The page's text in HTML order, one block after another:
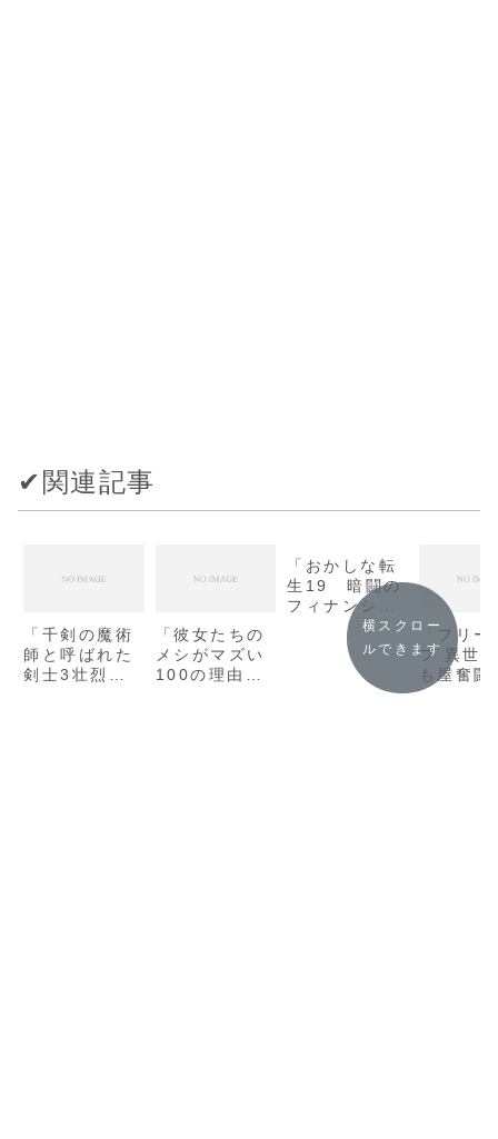
✔︎関連記事
「千剣の魔術
師と呼ばれた
剣士3壮烈の
「彼女たちの
メシがマズい
100の理由
「おかしな転
生19 暗闘の
フィナンシェ/
古流望」の感
「フリー
フ 異世
も屋奮闘
8(角川ス
横スクロー
ルできます